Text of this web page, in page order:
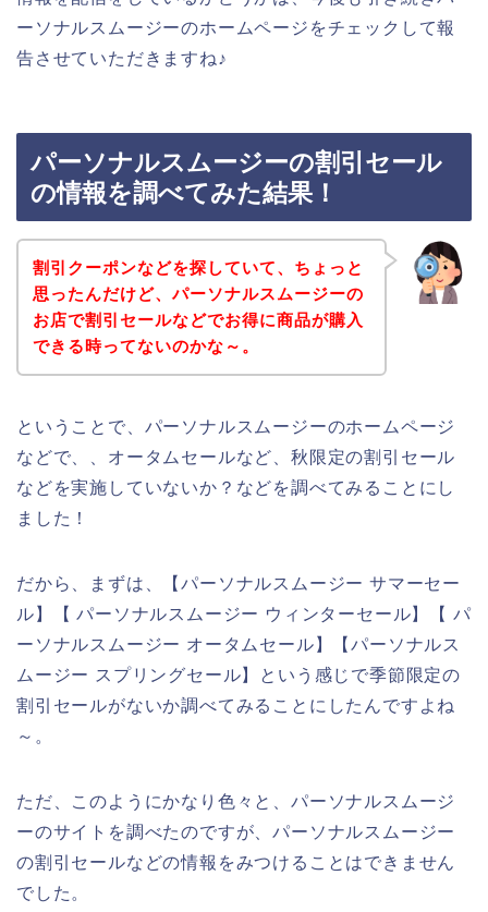
ーソナルスムージーのホームページをチェックして報
告させていただきますね♪
パーソナルスムージーの割引セール
の情報を調べてみた結果！
割引クーポンなどを探していて、ちょっと
思ったんだけど、パーソナルスムージーの
お店で割引セールなどでお得に商品が購入
できる時ってないのかな～。
ということで、パーソナルスムージーのホームページ
などで、、オータムセールなど、秋限定の割引セール
などを実施していないか？などを調べてみることにし
ました！
だから、まずは、【パーソナルスムージー サマーセー
ル】【 パーソナルスムージー ウィンターセール】【 パ
ーソナルスムージー オータムセール】【パーソナルス
ムージー スプリングセール】という感じで季節限定の
割引セールがないか調べてみることにしたんですよね
～。
ただ、このようにかなり色々と、パーソナルスムージ
ーのサイトを調べたのですが、パーソナルスムージー
の割引セールなどの情報をみつけることはできません
でした。